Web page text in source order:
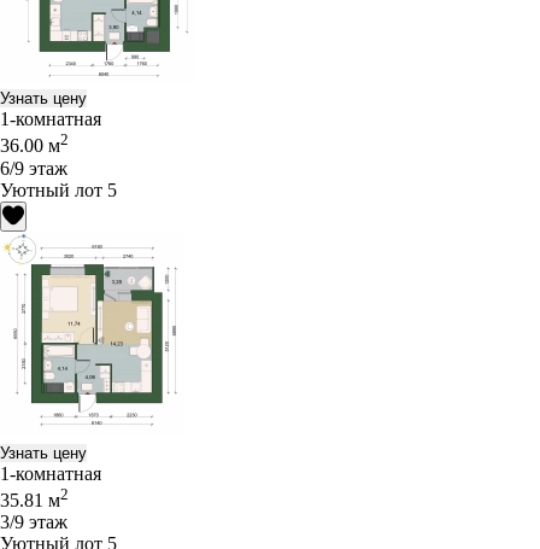
Узнать цену
1-комнатная
36.00 м2
6/9 этаж
Уютный лот 5
Узнать цену
1-комнатная
35.81 м2
3/9 этаж
Уютный лот 5